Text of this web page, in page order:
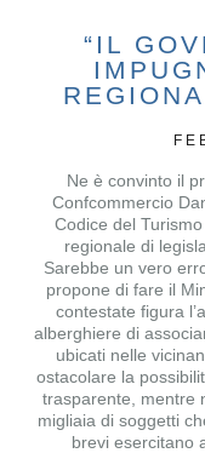
“IL
Ne è convinto il
Confcommercio
Codice del
regionale di
Sarebbe un vero
propone di fare il
contestate figura
alberghiere di
ubicati nelle
ostacolare la
trasparente, mentre
migliaia di soggetti
brevi esercitano